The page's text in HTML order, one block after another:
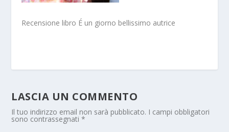
Recensione libro É un giorno bellissimo autrice
LASCIA UN COMMENTO
Il tuo indirizzo email non sarà pubblicato. I campi obbligatori
sono contrassegnati*